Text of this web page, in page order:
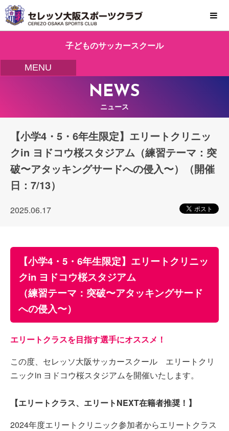
MENU
子どものサッカースクール
MENU
NEWS
ニュース
【小学4・5・6年生限定】エリートクリニッ
クin ヨドコウ桜スタジアム（練習テーマ：突
破〜アタッキングサードへの侵入〜）（開催
日：7/13）
2025.06.17
【小学4・5・6年生限定】エリートクリニッ
クin ヨドコウ桜スタジアム
（練習テーマ：突破〜アタッキングサード
への侵入〜）
エリートクラスを目指す選手にオススメ！
この度、セレッソ大阪サッカースクール エリートクリ
ニックin ヨドコウ桜スタジアムを開催いたします。
【エリートクラス、エリートNEXT在籍者推奨！】
2024年度エリートクリニック参加者からエリートクラス